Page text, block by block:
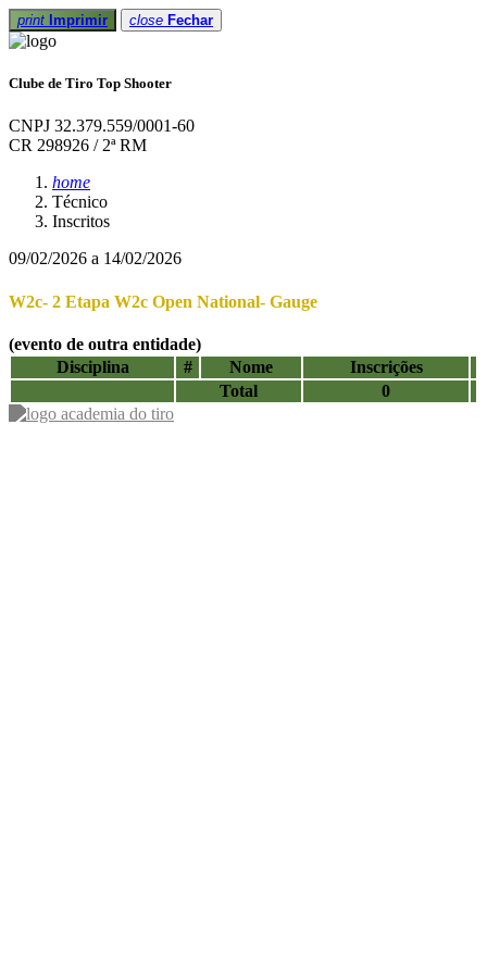
print Imprimir close Fechar
Clube de Tiro Top Shooter
CNPJ 32.379.559/0001-60
CR 298926 / 2ª RM
home
Técnico
Inscritos
09/02/2026 a 14/02/2026
W2c- 2 Etapa W2c Open National- Gauge
(evento de outra entidade)
Disciplina
# Nome
Inscrições
Total
0